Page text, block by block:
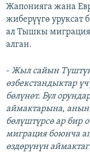
Жапонияга жана
жиберүүгө уруксат
ал Тышкы
алган.
- Жыл сайын
өзбекстандыктар
бөлүнөт. Бул
аймактарына, анын
бөлүштүрсө ар бир
миграция боюнча
өздөрүнүн